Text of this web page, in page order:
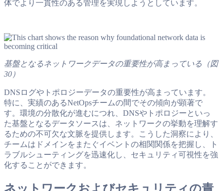
体でより一貫性のある管理を実現しようとしています。
基盤となるネットワークデータの重要性が高まっている（図
30）
DNSログやトポロジーデータの重要性が高まっています。
特に、実績のあるNetOpsチームの間でその傾向が顕著で
す。環境の分散化が進むにつれ、DNSやトポロジーといっ
た基盤となるデータソースは、ネットワークの挙動を理解す
るための不可欠な文脈を提供します。こうした洞察により、
チームはドメインをまたぐイベントの相関関係を把握し、ト
ラブルシューティングを迅速化し、セキュリティ可視性を強
化することができます。